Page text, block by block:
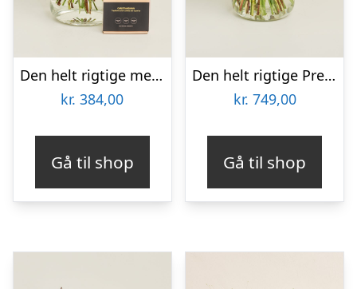
Den helt rigtige med Lakridseriet Skagen
kr. 384,00
Gå til shop
Den helt rigtige Premium
kr. 749,00
Gå til shop